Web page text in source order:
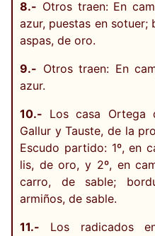
8.- Otros traen: En
azur, puestas en
aspas, de oro.
9.- Otros traen: En
azur.
10.- Los casa
Gallur y Tauste, de la
Escudo partido: 1º, en
lis, de oro, y 2º, en
carro, de sable;
armiños, de sable.
11.- Los radicados